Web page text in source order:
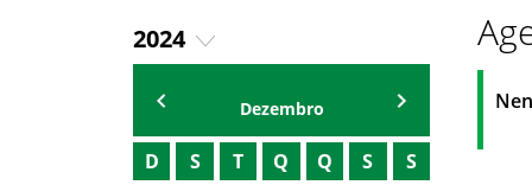
2024
2023
2025
2026
Dezembro
D S T Q Q S S